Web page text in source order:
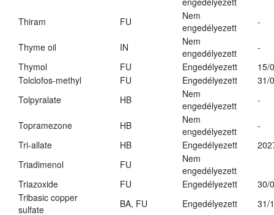
Thiram FU
Nem
engedélyezett
-
Thyme oil IN
Nem
engedélyezett
-
Thymol
FU Engedélyezett
15/
Tolclofos-methyl
FU Engedélyezett
31/
Tolpyralate
HB
Nem
engedélyezett
-
Topramezone HB
Nem
engedélyezett
-
Tri-allate
HB Engedélyezett
Triadimenol
FU
Nem
engedélyezett
Triazoxide
FU Engedélyezett
30/
Tribasic copper
sulfate
BA, FU Engedélyezett
31/